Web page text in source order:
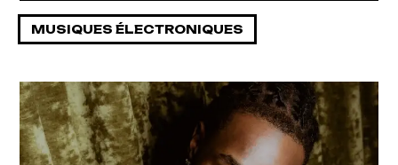
MUSIQUES ÉLECTRONIQUES